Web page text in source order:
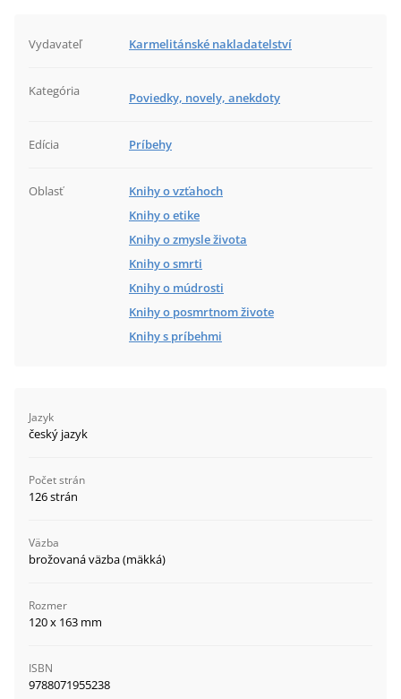
Vydavateľ Karmelitánské nakladatelství
Kategória Poviedky, novely, anekdoty
Edícia Príbehy
Oblasť
Knihy o vzťahoch
Knihy o etike
Knihy o zmysle života
Knihy o smrti
Knihy o múdrosti
Knihy o posmrtnom živote
Knihy s príbehmi
Jazyk
český jazyk
Počet strán
126 strán
Väzba
brožovaná väzba (mäkká)
Rozmer
120 x 163 mm
ISBN
9788071955238